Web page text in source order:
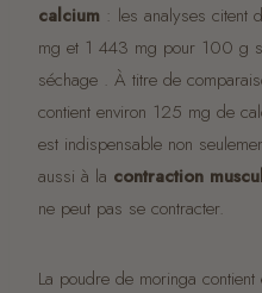
calcium : les analyses citent
mg et 1 443 mg pour 100 g
séchage . À titre de
contient environ 125 mg de
est indispensable non
aussi à la contraction
ne peut pas se contracter.
La poudre de moringa